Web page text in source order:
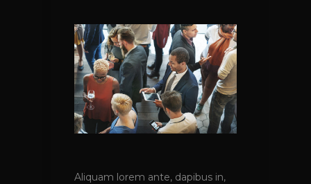
Aliquam lorem ante, dapibus in,